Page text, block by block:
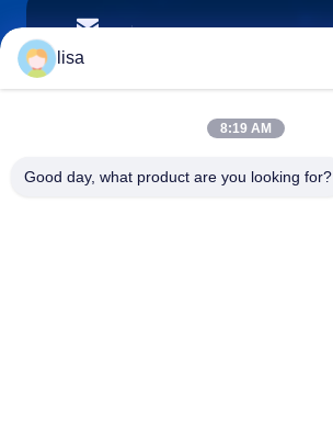
E-mail
Téléphone
lisa
8:19 AM
Good day, what product are you looking for?